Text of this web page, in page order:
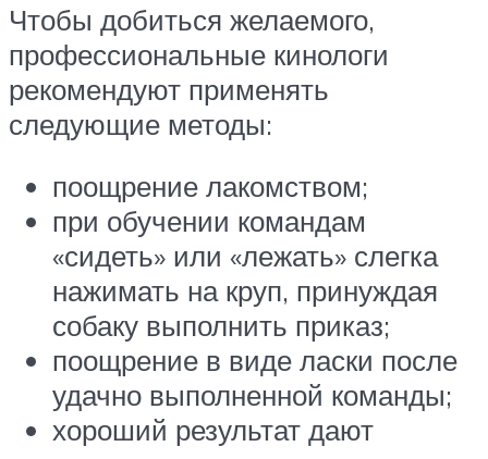
Чтобы добиться желаемого,
профессиональные кинологи
рекомендуют применять
следующие методы:
поощрение лакомством;
при обучении командам
«сидеть» или «лежать» слегка
нажимать на круп, принуждая
собаку выполнить приказ;
поощрение в виде ласки после
удачно выполненной команды;
хороший результат дают